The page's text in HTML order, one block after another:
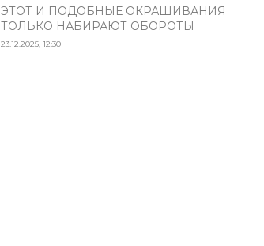
ЭТОТ И ПОДОБНЫЕ ОКРАШИВАНИЯ
ТОЛЬКО НАБИРАЮТ ОБОРОТЫ
23.12.2025, 12:30